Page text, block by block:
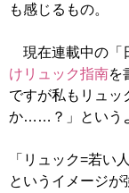
も感じるもの。
現在連載中の「
けリュック指南を
ですが私もリュッ
か……？」という
「リュック=若い
というイメージが